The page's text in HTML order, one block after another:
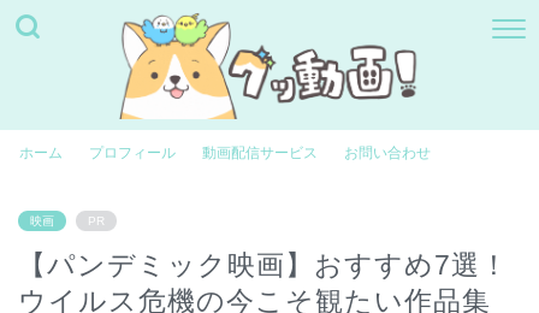
ホーム プロフィール 動画配信サービス お問い合わせ
映画 PR
【パンデミック映画】おすすめ7選！
ウイルス危機の今こそ観たい作品集